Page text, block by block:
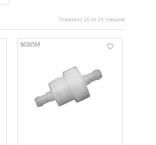
Показано 16 из 24 товаров
80365M